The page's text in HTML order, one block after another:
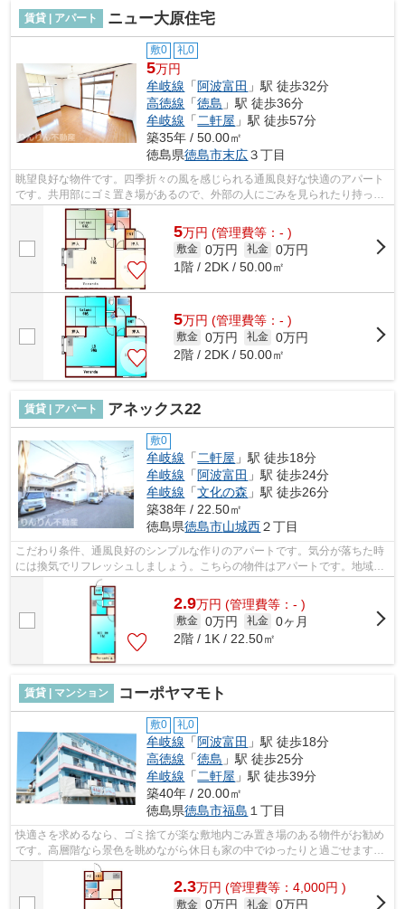
賃貸 | アパート ニュー大原住宅
敷0 礼0
5万円
牟岐線 「 阿波富田 」駅 徒歩32分
高徳線 「徳島 」駅 徒歩36分
牟岐線 「二軒屋 」駅 徒歩57分
築35年 / 50.00㎡
徳島県徳島市末広３丁目
眺望良好な物件です。四季折々の風を感じられる通風良好な快適のアパート
です。共用部にゴミ置き場があるので、外部の人にごみを見られたり持って
いかれるリスクが下がります。こちら...
5万円 (管理費等：- )
敷金 0万円 礼金 0万円
1階 / 2DK / 50.00㎡
5万円 (管理費等：- )
敷金 0万円 礼金 0万円
2階 / 2DK / 50.00㎡
賃貸 | アパート アネックス22
敷0
牟岐線 「 二軒屋 」駅 徒歩18分
牟岐線 「 阿波富田 」駅 徒歩24分
牟岐線 「文化の森 」駅 徒歩26分
築38年 / 22.50㎡
徳島県徳島市山城西２丁目
こだわり条件、通風良好のシンプルな作りのアパートです。気分が落ちた時
には換気でリフレッシュしましょう。こちらの物件はアパートです。地域の
ゴミ捨て場まで行かずにサッとゴミ出...
2.9万円 (管理費等：- )
敷金 0万円 礼金 0ヶ月
2階 / 1K / 22.50㎡
賃貸 | マンション コーポヤマモト
敷0 礼0
牟岐線 「 阿波富田 」駅 徒歩18分
高徳線 「徳島 」駅 徒歩25分
牟岐線 「 二軒屋 」駅 徒歩39分
築40年 / 20.00㎡
徳島県徳島市福島 １丁目
快適さを求めるなら、ゴミ捨てが楽な敷地内ごみ置き場のある物件がお勧め
です。高層階なら景色を眺めながら休日も家の中でゆったりと過ごせます。
こちらはマンションタイプになります...
2.3万円 (管理費等：4,000円 )
敷金 0万円 礼金 0万円